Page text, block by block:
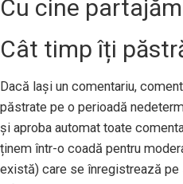
Cu cine
Cât timp îți
Dacă lași un comentariu,
păstrate pe o perioadă
și aproba automat toate
ținem într-o coadă pentru
există) care se înregistrează